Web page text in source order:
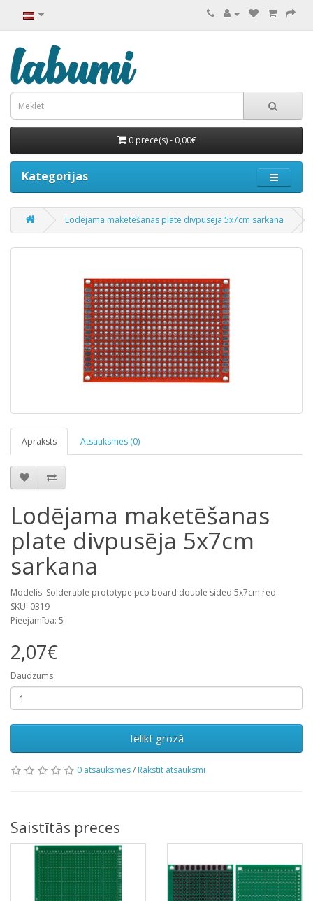
0 prece(s) - 0,00€
Kategorijas
Lodējama maketēšanas plate divpusēja 5x7cm sarkana
Apraksts Atsauksmes (0)
Lodējama maketēšanas
plate divpusēja 5x7cm
sarkana
Modelis: Solderable prototype pcb board double sided 5x7cm red
SKU: 0319
Pieejamība: 5
2,07€
Daudzums
Ielikt grozā
0 atsauksmes/ Rakstīt atsauksmi
Saistītās preces